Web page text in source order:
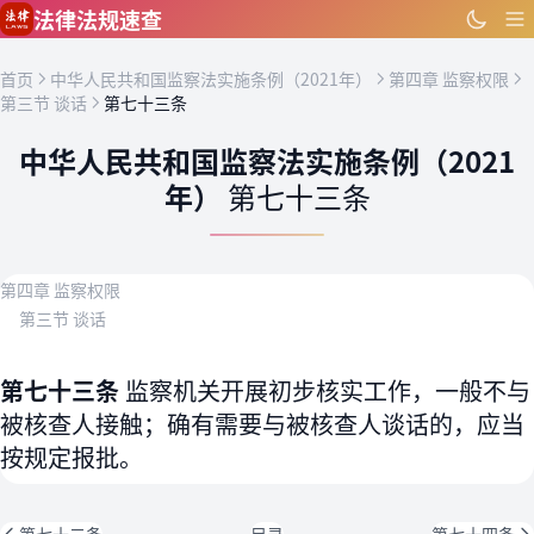
跳到主要内容
法律法规速查
首页 中华人民共和国监察法实施条例（2021年）
第四章 监察权限
第三节 谈话
第七十三条
中华人民共和国监察法实施条例（2021
年） 第七十三条
第四章 监察权限
第三节 谈话
第七十三条 监察机关开展初步核实工作，一般不与
被核查人接触；确有需要与被核查人谈话的，应当
按规定报批。